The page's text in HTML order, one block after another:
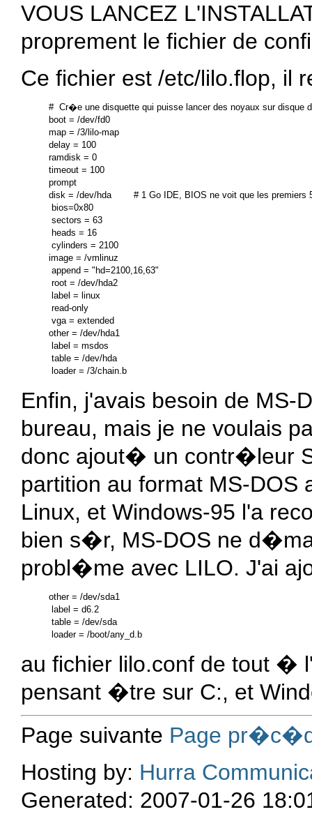
VOUS LANCEZ
proprement le fichier de
Ce fichier est /etc/lilo.flop, il
#  Cr�e une disquette qui puisse lancer des noyaux sur disque
boot = /dev/fd0
map = /3/lilo-map
delay = 100
ramdisk = 0
timeout = 100
prompt
disk = /dev/hda        # 1 Go IDE, BIOS ne voit que les premiers
bios=0x80
sectors = 63
heads = 16
cylinders = 2100
image = /vmlinuz
append = "hd=2100,16,63"
root = /dev/hda2
label = linux
read-only
vga = extended
other = /dev/hda1
label = msdos
table = /dev/hda
Enfin, j'avais besoin de MS-
bureau, mais je ne voulais
donc ajout� un contr�leur
partition au format MS-
Linux, et Windows-95 l'a
bien s�r, MS-DOS ne
probl�me avec LILO. J'ai
other = /dev/sda1
label = d6.2
table = /dev/sda
au fichier lilo.conf de tout �
pensant �tre sur C:, et
Page suivante Page
Hosting by: Hurra
Generated: 2007-01-26